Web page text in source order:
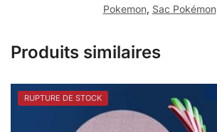
Pokemon, Sac Pokémon
Produits similaires
RUPTURE DE STOCK